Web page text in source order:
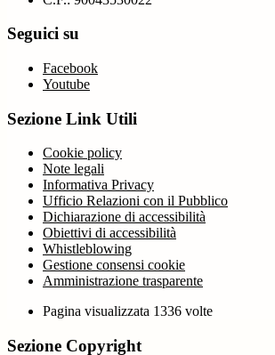
Seguici su
Facebook
Youtube
Sezione Link Utili
Cookie policy
Note legali
Informativa Privacy
Ufficio Relazioni con il Pubblico
Dichiarazione di accessibilità
Obiettivi di accessibilità
Whistleblowing
Gestione consensi cookie
Amministrazione trasparente
Pagina visualizzata 1336 volte
Sezione Copyright